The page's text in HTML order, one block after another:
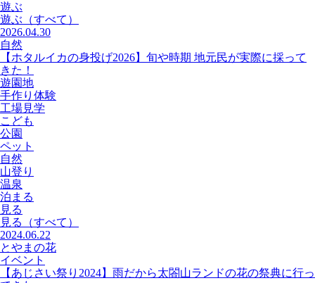
遊ぶ
遊ぶ （すべて）
2026.04.30
自然
【ホタルイカの身投げ2026】旬や時期 地元民が実際に採って
きた！
遊園地
手作り体験
工場見学
こども
公園
ペット
自然
山登り
温泉
泊まる
見る
見る
（すべて）
2024.06.22
とやまの花
イベント
【あじさい祭り2024】雨だから太閤山ランドの花の祭典に行っ